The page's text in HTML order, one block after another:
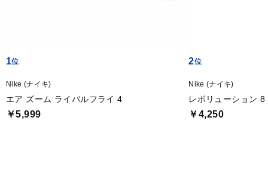
1
Nike (ナイキ)
エア ズーム ライバルフライ 4
￥5,999
2
Nike (ナイキ)
レボリューション
￥4,250